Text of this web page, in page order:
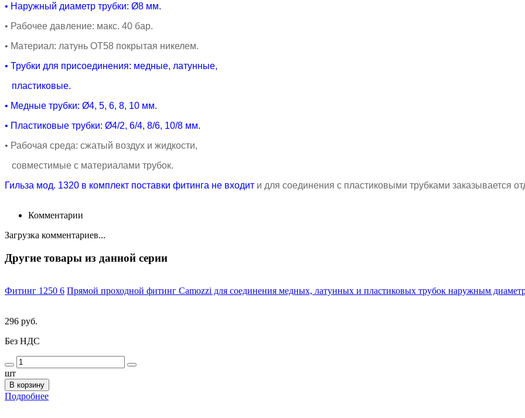
• Наружный диаметр трубки: Ø8 мм.
• Рабочее давление: макс. 40 бар.
• Материал: латунь ОТ58 покрытая никелем.
• Трубки для присоединения: медные, латунные,
пластиковые.
• Медные трубки: Ø4, 5, 6, 8, 10 мм.
• Пластиковые трубки: Ø4/2, 6/4, 8/6, 10/8 мм.
• Рабочая среда: сжатый воздух и жидкости,
совместимые с материалами трубок.
Гильза мод. 1320 в комплект поставки фитинга не входит и для соединения с пластиковыми трубками заказывается
Комментарии
Загрузка комментариев...
Другие товары из данной серии
Фитинг 1250 6 Прямой проходной фитинг Camozzi для соединения медных, латунных и пластиковых трубок наружным
296 руб.
Без НДС
шт
В корзину
Подробнее